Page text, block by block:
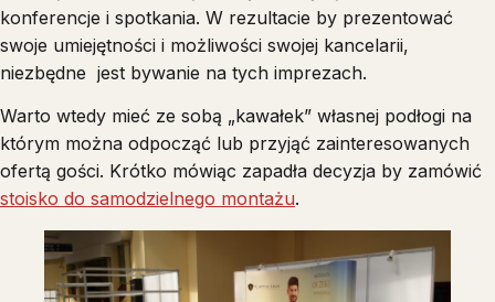
konferencje i spotkania. W rezultacie by prezentować
swoje umiejętności i możliwości swojej kancelarii,
niezbędne jest bywanie na tych imprezach.
Warto wtedy mieć ze sobą „kawałek” własnej podłogi na
którym można odpocząć lub przyjąć zainteresowanych
ofertą gości. Krótko mówiąc zapadła decyzja by zamówić
stoisko do samodzielnego montażu.